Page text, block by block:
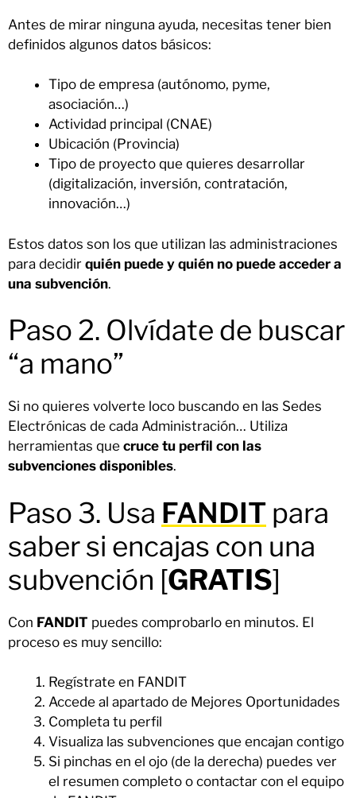
Antes de mirar ninguna ayuda, necesitas tener bien
definidos algunos datos básicos:
Tipo de empresa (autónomo, pyme,
asociación…)
Actividad principal (CNAE)
Ubicación (Provincia)
Tipo de proyecto que quieres desarrollar
(digitalización, inversión, contratación,
innovación…)
Estos datos son los que utilizan las administraciones
para decidir quién puede y quién no puede acceder a
una subvención.
Paso 2. Olvídate de buscar
“a mano”
Si no quieres volverte loco buscando en las Sedes
Electrónicas de cada Administración… Utiliza
herramientas que cruce tu perfil con las
subvenciones disponibles.
Paso 3. Usa FANDIT para
saber si encajas con una
subvención [GRATIS]
Con FANDIT puedes comprobarlo en minutos. El
proceso es muy sencillo:
Regístrate en FANDIT
Accede al apartado de Mejores Oportunidades
Completa tu perfil
Visualiza las subvenciones que encajan contigo
Si pinchas en el ojo (de la derecha) puedes ver
el resumen completo o contactar con el equipo